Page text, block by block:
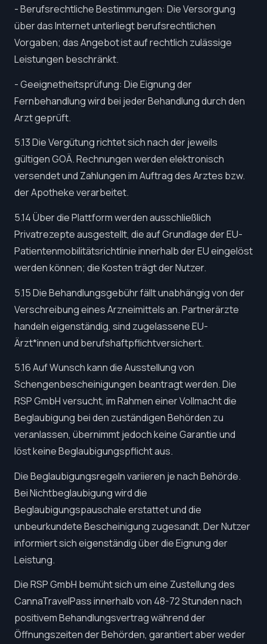
- Berufsrechtliche Bestimmungen: Die Versorgung
über das Internet unterliegt berufsrechtlichen
Vorgaben; das Angebot ist auf rechtlich zulässige
Leistungen beschränkt.
- Geeignetheitsprüfung: Die Eignung der
Fernbehandlung wird bei jeder Behandlung durch den
Arzt geprüft.
5.13 Die Vergütung richtet sich nach der jeweils
gültigen GOÄ. Rechnungen werden elektronisch
versendet und Zahlungen im Auftrag des Arztes bzw.
der Apotheke verarbeitet.
5.14 Über die Plattform werden ausschließlich
Privatrezepte ausgestellt, die auf Grundlage der EU-
Patientenmobilitätsrichtlinie innerhalb der EU eingelöst
werden können; die Kosten trägt der Nutzer.
5.15 Die Behandlungsgebühr fällt unabhängig von der
Verschreibung eines Arzneimittels an. Partnerärzte
handeln eigenständig, sind zugelassene EU-
Ärzt*innen und berufshaftpflichtversichert.
5.16 Auf Wunsch kann die Ausstellung von
Schengenbescheinigungen beantragt werden. Die
RSP GmbH versucht, im Rahmen einer Vollmacht die
Beglaubigung bei den zuständigen Behörden zu
veranlassen, übernimmt jedoch keine Garantie und
löst keine Beglaubigungspflicht aus.
Die Beglaubigungsregeln variieren je nach Behörde.
Bei Nichtbeglaubigung wird die
Beglaubigungspauschale erstattet und die
unbeurkundete Bescheinigung zugesandt. Der Nutzer
informiert sich eigenständig über die Eignung der
Leistung.
Die RSP GmbH bemüht sich um eine Zustellung des
CannaTravelPass innerhalb von 48-72 Stunden nach
positivem Behandlungsvertrag während der
Öffnungszeiten der Behörden, garantiert aber weder